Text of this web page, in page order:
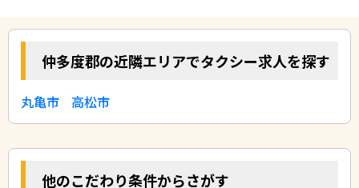
仲多度郡の近隣エリアでタクシー求人を探す
丸亀市 高松市
他のこだわり条件からさがす